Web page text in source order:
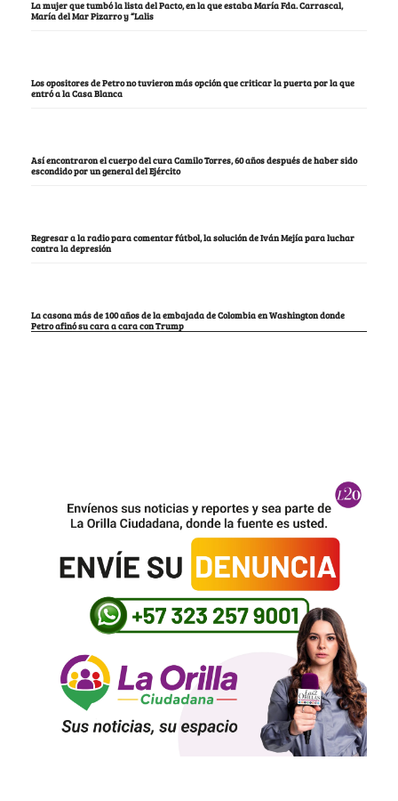
La mujer que tumbó la lista del Pacto, en la que estaba María Fda. Carrascal,
María del Mar Pizarro y “Lalis
Los opositores de Petro no tuvieron más opción que criticar la puerta por la que
entró a la Casa Blanca
Así encontraron el cuerpo del cura Camilo Torres, 60 años después de haber sido
escondido por un general del Ejército
Regresar a la radio para comentar fútbol, la solución de Iván Mejía para luchar
contra la depresión
La casona más de 100 años de la embajada de Colombia en Washington donde
Petro afinó su cara a cara con Trump